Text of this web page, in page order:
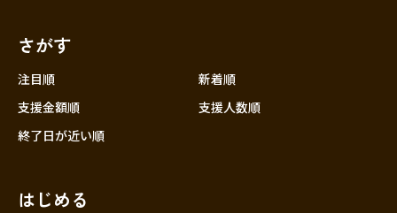
中国
さがす
注目順
新着順
支援金額順
支援人数順
終了日が近い順
はじめる